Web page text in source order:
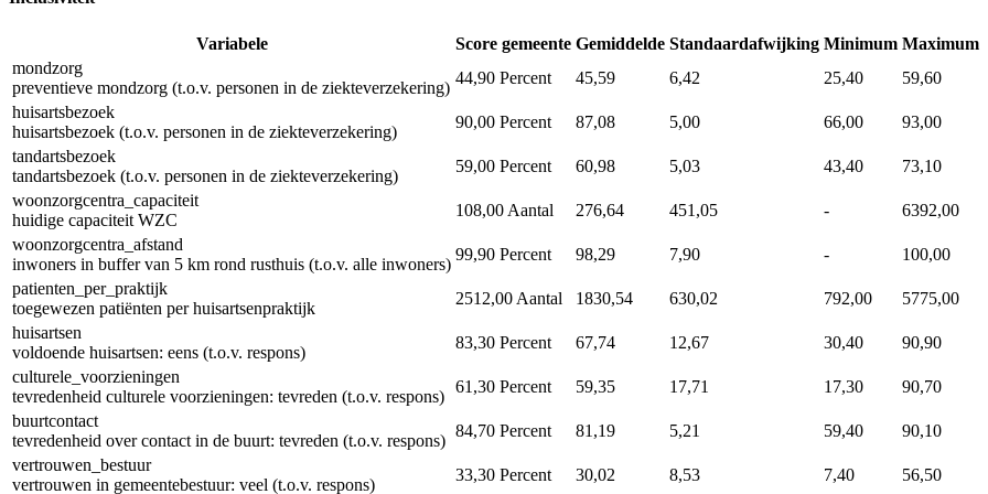
Variabele Score gemeente Gemiddelde Standaardafwijking Minimum Maximum
mondzorg
preventieve mondzorg (t.o.v. personen in de ziekteverzekering)
44,90 Percent 45,59 6,42 25,40
59,60
huisartsbezoek
huisartsbezoek (t.o.v. personen in de ziekteverzekering)
90,00 Percent 87,08 5,00 66,00
93,00
tandartsbezoek
tandartsbezoek (t.o.v. personen in de ziekteverzekering)
59,00 Percent 60,98 5,03 43,40
73,10
woonzorgcentra_capaciteit
huidige capaciteit WZC
108,00 Aantal 276,64 451,05 -
6392,00
woonzorgcentra_afstand
inwoners in buffer van 5 km rond rusthuis (t.o.v. alle inwoners)
99,90 Percent 98,29 7,90 -
100,00
patienten_per_praktijk
toegewezen patiënten per huisartsenpraktijk
2512,00 Aantal 1830,54 630,02 792,00
5775,00
huisartsen
voldoende huisartsen: eens (t.o.v. respons)
83,30 Percent 67,74 12,67 30,40
90,90
culturele_voorzieningen
tevredenheid culturele voorzieningen: tevreden (t.o.v. respons)
61,30 Percent 59,35 17,71 17,30
90,70
buurtcontact
tevredenheid over contact in de buurt: tevreden (t.o.v. respons)
84,70 Percent 81,19 5,21 59,40
90,10
vertrouwen_bestuur
vertrouwen in gemeentebestuur: veel (t.o.v. respons)
33,30 Percent 30,02 8,53 7,40 56,50